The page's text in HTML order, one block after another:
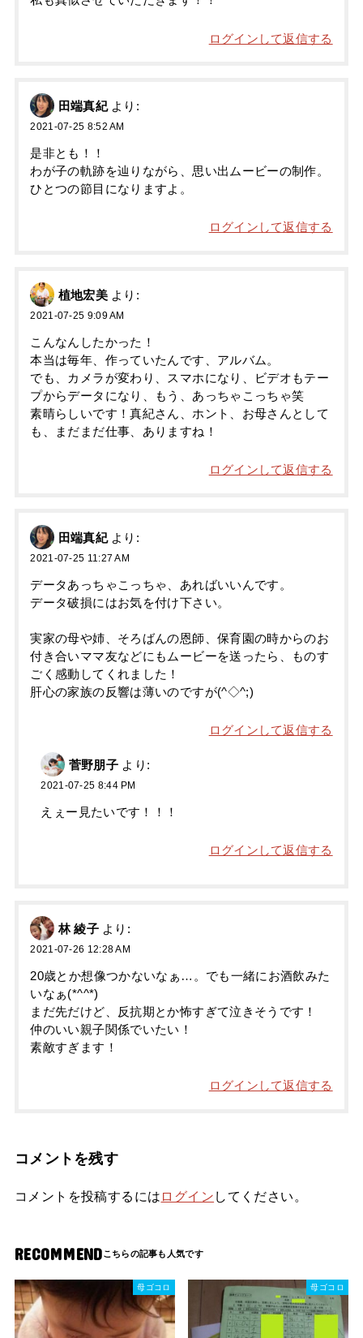
ログインして返信する
田端真紀 より:
2021-07-25 8:52 AM
是非とも！！
わが子の軌跡を辿りながら、思い出ムービーの制作。
ひとつの節目になりますよ。
ログインして返信する
植地宏美 より:
2021-07-25 9:09 AM
こんなんしたかった！
本当は毎年、作っていたんです、アルバム。
でも、カメラが変わり、スマホになり、ビデオもテー
プからデータになり、もう、あっちゃこっちゃ笑
素晴らしいです！真紀さん、ホント、お母さんとして
も、まだまだ仕事、ありますね！
ログインして返信する
田端真紀 より:
2021-07-25 11:27 AM
データあっちゃこっちゃ、あればいいんです。
データ破損にはお気を付け下さい。
実家の母や姉、そろばんの恩師、保育園の時からのお
付き合いママ友などにもムービーを送ったら、ものす
ごく感動してくれました！
肝心の家族の反響は薄いのですが(^◇^;)
ログインして返信する
菅野朋子 より:
2021-07-25 8:44 PM
えぇー見たいです！！！
ログインして返信する
林 綾子 より:
2021-07-26 12:28 AM
20歳とか想像つかないなぁ…。でも一緒にお酒飲みた
いなぁ(*^^*)
まだ先だけど、反抗期とか怖すぎて泣きそうです！
仲のいい親子関係でいたい！
素敵すぎます！
ログインして返信する
コメントを残す
コメントを投稿するには ログイン してください。
RECOMMEND
母ゴコロ 母ゴコロ